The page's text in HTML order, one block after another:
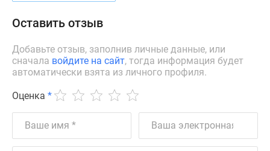
Оставить отзыв
Добавьте отзыв, заполнив личные данные, или
сначала войдите на сайт, тогда информация будет
автоматически взята из личного профиля.
Оценка *